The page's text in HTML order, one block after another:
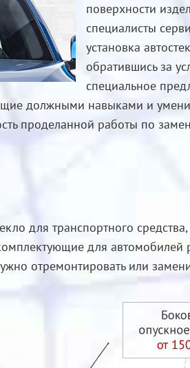
поверхности
специалисты
установка
обратившись за
специальное
должными навыками и
проделанной работы по
для транспортного
для автомобилей
отремонтировать или